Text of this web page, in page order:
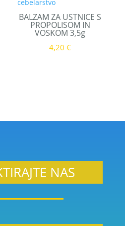
BALZAM ZA USTNICE S
PROPOLISOM IN
VOSKOM 3,5g
4,20€
NAS